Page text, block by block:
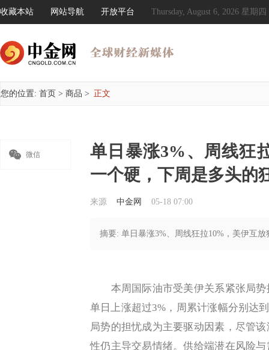
收藏本站 网站导航 开放平台 Thursday, August 6, 2026 星期四
您的位置: 首页 > 商品 > 正文
 微信
单日暴涨3%、周线狂
一个硬，下周是多头的
来源 中金网 05-18 07:00
摘要: 单日暴涨3%、周线狂拉10%，美伊互
本周国际油市受美伊关系紧张局势
单日上涨超过3%，周累计涨幅分别达
局势的担忧成为主要驱动因素，尽管
性仍主导交易情绪。供给端潜在风险